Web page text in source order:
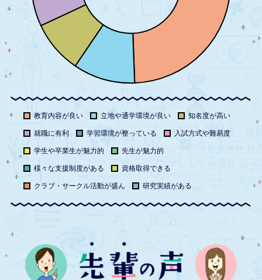
教育内容が良い 立地や通学環境が良い 知名度が高い
就職に有利 学習環境が整っている 入試方式や難易度
学生や卒業生が魅力的 先生が魅力的
様々な支援制度がある 資格取得できる
クラブ・サークル活動が盛ん 研究実績がある